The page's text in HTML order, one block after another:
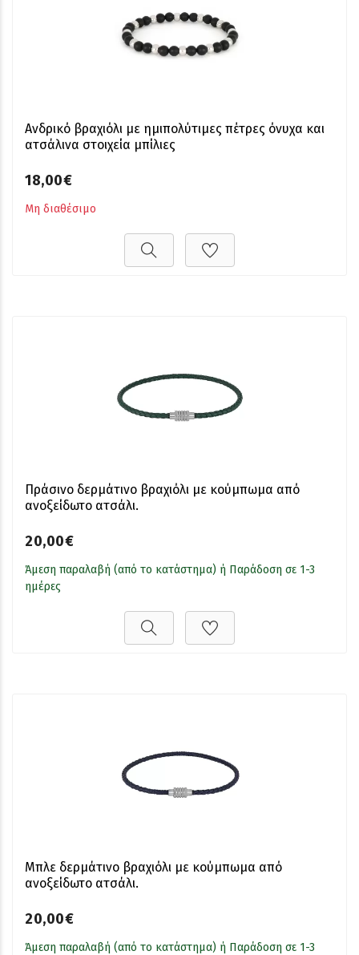
Ανδρικό βραχιόλι με ημιπολύτιμες πέτρες όνυχα και
ατσάλινα στοιχεία μπίλιες
18,00€
Μη διαθέσιμο
Πράσινο δερμάτινο βραχιόλι με κούμπωμα από
ανοξείδωτο ατσάλι.
20,00€
Άμεση παραλαβή (από το κατάστημα) ή Παράδοση σε 1-3
ημέρες
Μπλε δερμάτινο βραχιόλι με κούμπωμα από
ανοξείδωτο ατσάλι.
20,00€
Άμεση παραλαβή (από το κατάστημα) ή Παράδοση σε 1-3